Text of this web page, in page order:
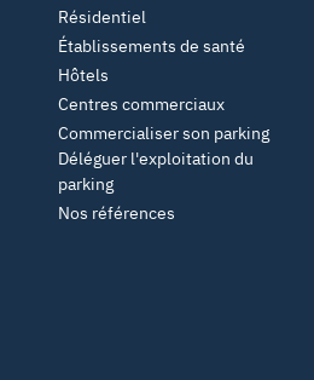
Résidentiel
Établissements de santé
Hôtels
Centres commerciaux
Commercialiser son parking
Déléguer l'exploitation du
parking
Nos références